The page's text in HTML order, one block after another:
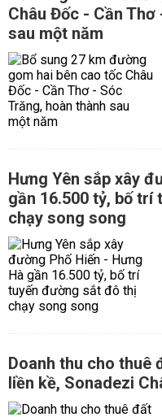
Châu Đốc - Cần
sau một năm
Hưng Yên sắp xây
gần 16.500 tỷ, bố
chạy song song
Doanh thu cho thuê
liền kề, Sonadezi